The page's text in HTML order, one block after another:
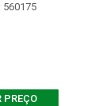
PREÇO